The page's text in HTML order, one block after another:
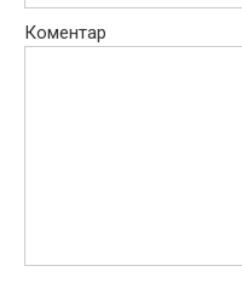
Коментар